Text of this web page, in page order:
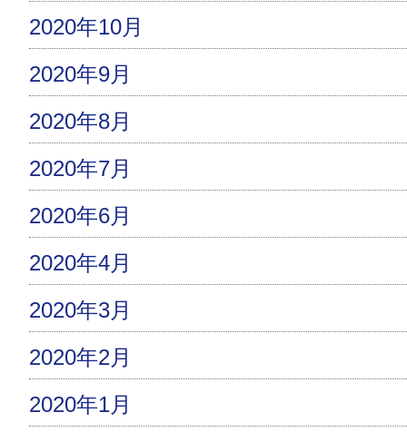
2020年10月
2020年9月
2020年8月
2020年7月
2020年6月
2020年4月
2020年3月
2020年2月
2020年1月